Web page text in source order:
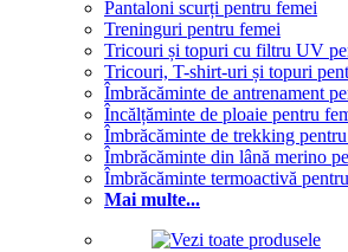
Pantaloni scurți pentru femei
Treninguri pentru femei
Tricouri și topuri cu filtru UV
Tricouri, T-shirt-uri și topuri
Îmbrăcăminte de antrenament
Încălțăminte de ploaie pentru
Îmbrăcăminte de trekking
Îmbrăcăminte din lână merino
Îmbrăcăminte termoactivă
Mai multe...